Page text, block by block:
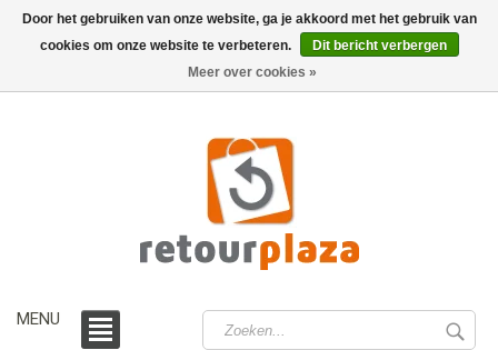
MENU
Door het gebruiken van onze website, ga je akkoord met het gebruik van
cookies om onze website te verbeteren.
Dit bericht verbergen
Meer over cookies »